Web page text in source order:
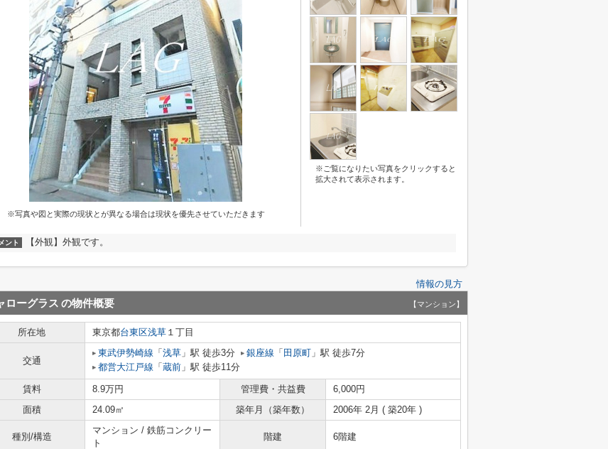
※写真や図と実際の現状とが異なる場合は現状を優先させていただきます
※ご覧になりたい写真をクリックすると
拡大されて表示されます。
ント 【外観】外観です。
情報の見方
ローグラス の物件概要 【マンション】
所在地 東京都台東区浅草 １丁目
交通
東武伊勢崎線 「 浅草 」駅 徒歩3分 銀座線 「 田原町 」駅 徒歩7分
都営大江戸線 「 蔵前 」駅 徒歩11分
賃料 8.9万円 管理費・共益費
6,000円
面積
24.09㎡ 築年月（築年数） 2006年 2月 ( 築20年 )
種別/構造
マンション / 鉄筋コンクリー
ト
階建 6階建